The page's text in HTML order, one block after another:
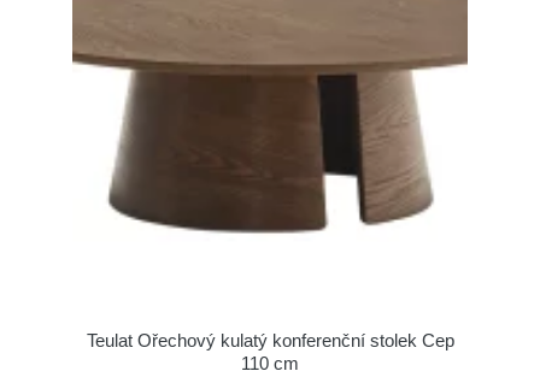
Teulat Ořechový kulatý konferenční stolek Cep
110 cm